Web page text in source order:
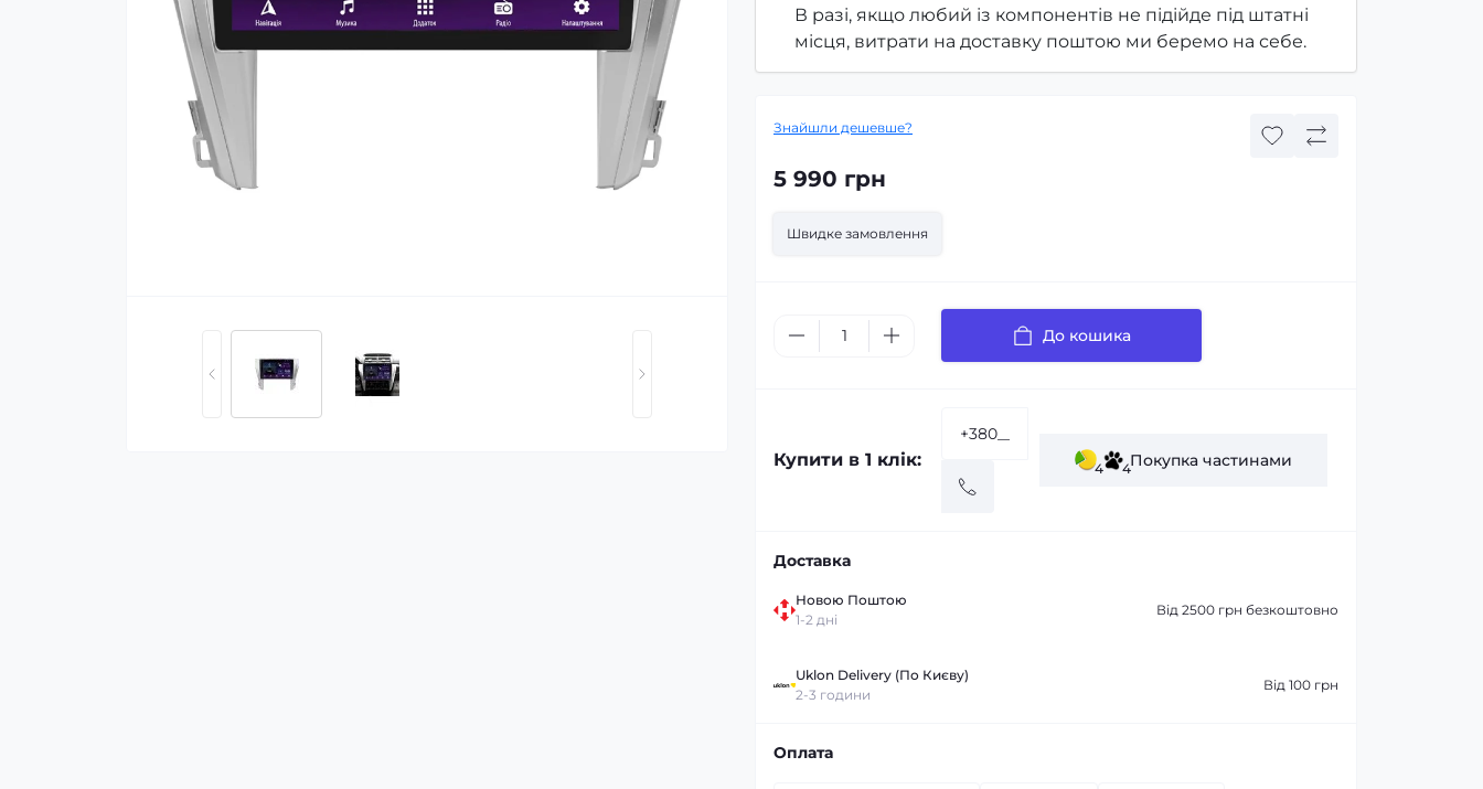
В разі, якщо любий із компонентів не підійде під штатні
місця, витрати на доставку поштою ми беремо на себе.
Знайшли дешевше?
5 990 грн
Швидке замовлення
До кошика
Купити в 1 клік: 4 4Покупка частинами
Доставка
Новою Поштою
1-2 дні
Від 2500 грн безкоштовно
Uklon Delivery (По Києву)
2-3 години
Від 100 грн
Оплата